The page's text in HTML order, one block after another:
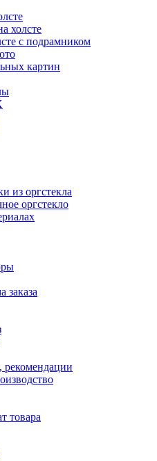
холсте
с подрамником
картин
из оргстекла
оргстекло
заказа
рекомендации
товара